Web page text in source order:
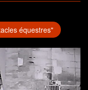
équestres"